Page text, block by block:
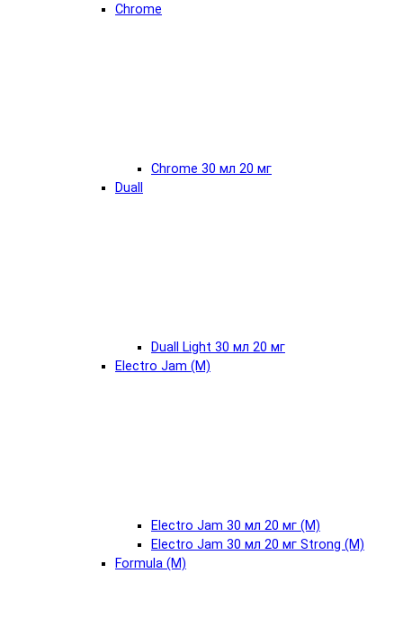
Chrome
Chrome 30 мл 20 мг
Duall
Duall Light 30 мл 20 мг
Electro Jam (М)
Electro Jam 30 мл 20 мг (М)
Electro Jam 30 мл 20 мг Strong (М)
Formula (М)